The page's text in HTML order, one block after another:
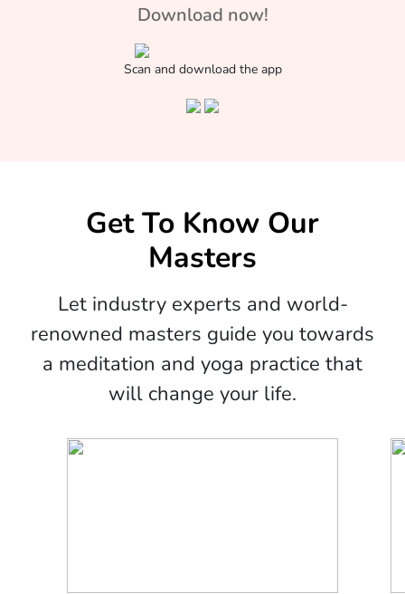
Download now!
Scan and download the app
Get To Know Our
Masters
Let industry experts and world-
renowned masters guide you towards
a meditation and yoga practice that
will change your life.